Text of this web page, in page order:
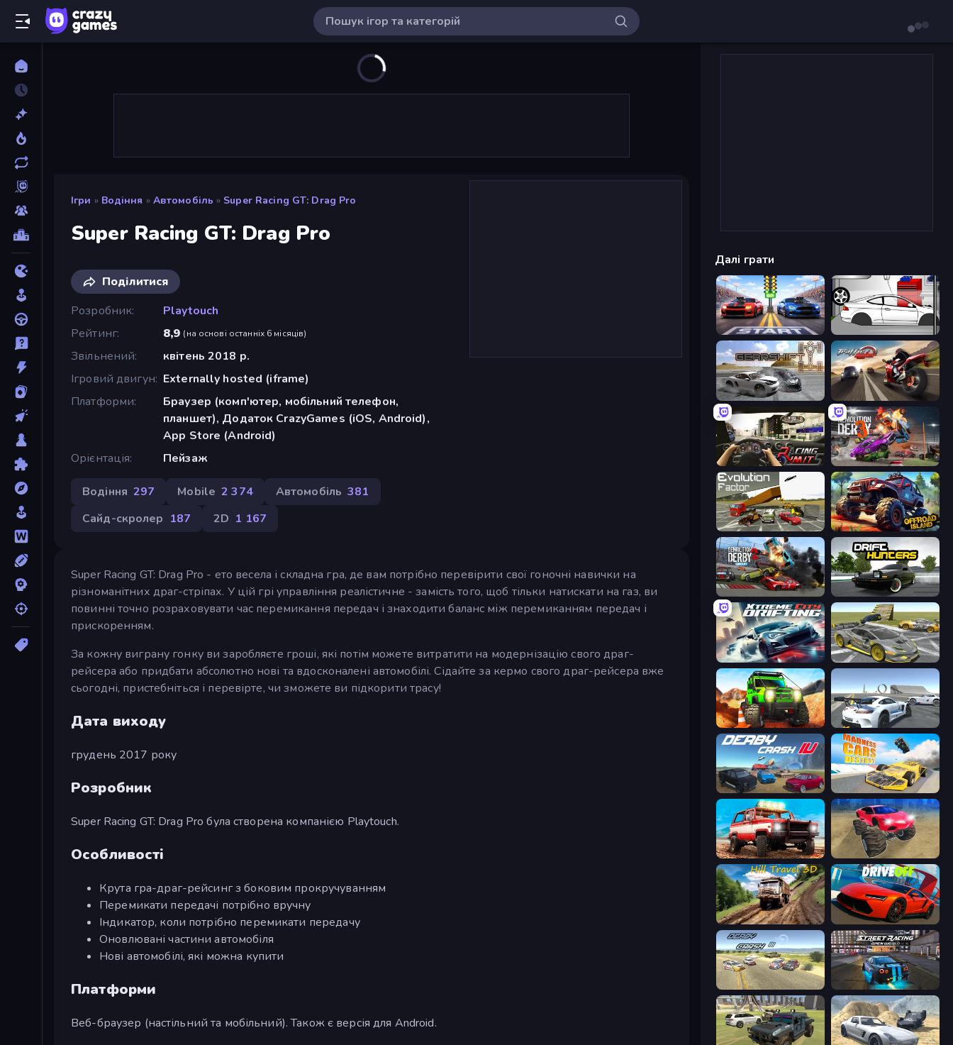
Ігри » Водіння » Автомобіль » Super Racing GT: Drag Pro
Super Racing GT: Drag Pro
Поділитися
Розробник
Playtouch
Рейтинг
8,9 (на основі останніх 6 місяців)
Звільнений
квітень 2018 р.
Ігровий двигун Externally hosted (iframe)
Платформи
Браузер (комп'ютер, мобільний телефон,
планшет), Додаток CrazyGames (iOS, Android),
App Store (Android)
Орієнтація
Пейзаж
Водіння 297 Mobile 2 374 Автомобіль 381
Сайд-скролер 187 2D 1 167
Super Racing GT: Drag Pro - ето весела і складна гра, де вам потрібно перевірити свої гоночні навички на
різноманітних драг-стріпах. У цій грі управління реалістичне - замість того, щоб тільки натискати на газ, ви
повинні точно розраховувати час перемикання передач і знаходити баланс між перемиканням передач і
прискоренням.
За кожну виграну гонку ви заробляєте гроші, які потім можете витратити на модернізацію свого драг-
рейсера або придбати абсолютно нові та вдосконалені автомобілі. Сідайте за кермо свого драг-рейсера вже
сьогодні, пристебніться і перевірте, чи зможете ви підкорити трасу!
Дата виходу
грудень 2017 року
Розробник
Super Racing GT: Drag Pro була створена компанією Playtouch.
Особливості
Крута гра-драг-рейсинг з боковим прокручуванням
Перемикати передачі потрібно вручну
Індикатор, коли потрібно перемикати передачу
Оновлювані частини автомобіля
Нові автомобілі, які можна купити
Платформи
Веб-браузер (настільний та мобільний). Також є версія для Android.
Далі грати
Street Racer 2 Drag Racer V2
Gearshift One Traffic Rider
Racing Limits Demolition Derby 3
Evolution Factor Offroad Island
Demolition Derby 2 Drift Hunters
Xtreme City Drifting Wrong Way
Offroad Life 3D
Derby Crash 4 Madness Cars Destroy
Offroad Masters Challenge
Hill Travel 3D DriveOff
Derby Crash 3